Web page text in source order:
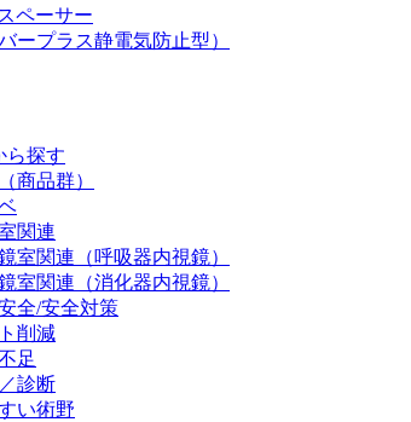
ペーサー
ープラス静電気防止型）
ら探す
商品群）
関連
室関連（呼吸器内視鏡）
室関連（消化器内視鏡）
全/安全対策
削減
足
診断
い術野